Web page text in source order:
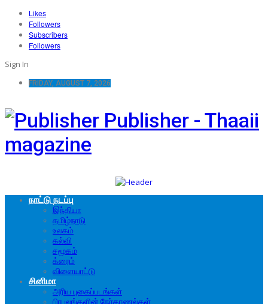
Likes
Followers
Subscribers
Followers
Sign In
FRIDAY, AUGUST 7, 2026
Publisher - Thaaii
magazine
நாட்டு நடப்பு
இந்தியா
தமிழ்நாடு
உலகம்
கல்வி
சமூகம்
க்ரைம்
விளையாட்டு
சினிமா
அரிய புகைப்படங்கள்
பிரபலங்களின் நேர்காணல்கள்